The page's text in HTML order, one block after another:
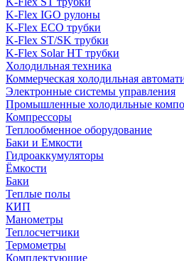
K-Flex IGO рулоны
K-Flex ECO трубки
K-Flex ST/SK трубки
K-Flex Solar HT трубки
Холодильная техника
Коммерческая холодильная
Электронные системы управления
Промышленные холодильные
Компрессоры
Теплообменное оборудование
Баки и Емкости
Гидроаккумуляторы
Ёмкости
Баки
Теплые полы
КИП
Манометры
Теплосчетчики
Термометры
Комплектующие